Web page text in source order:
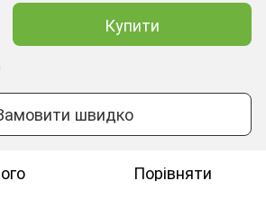
Купити
швидко
Порівняти